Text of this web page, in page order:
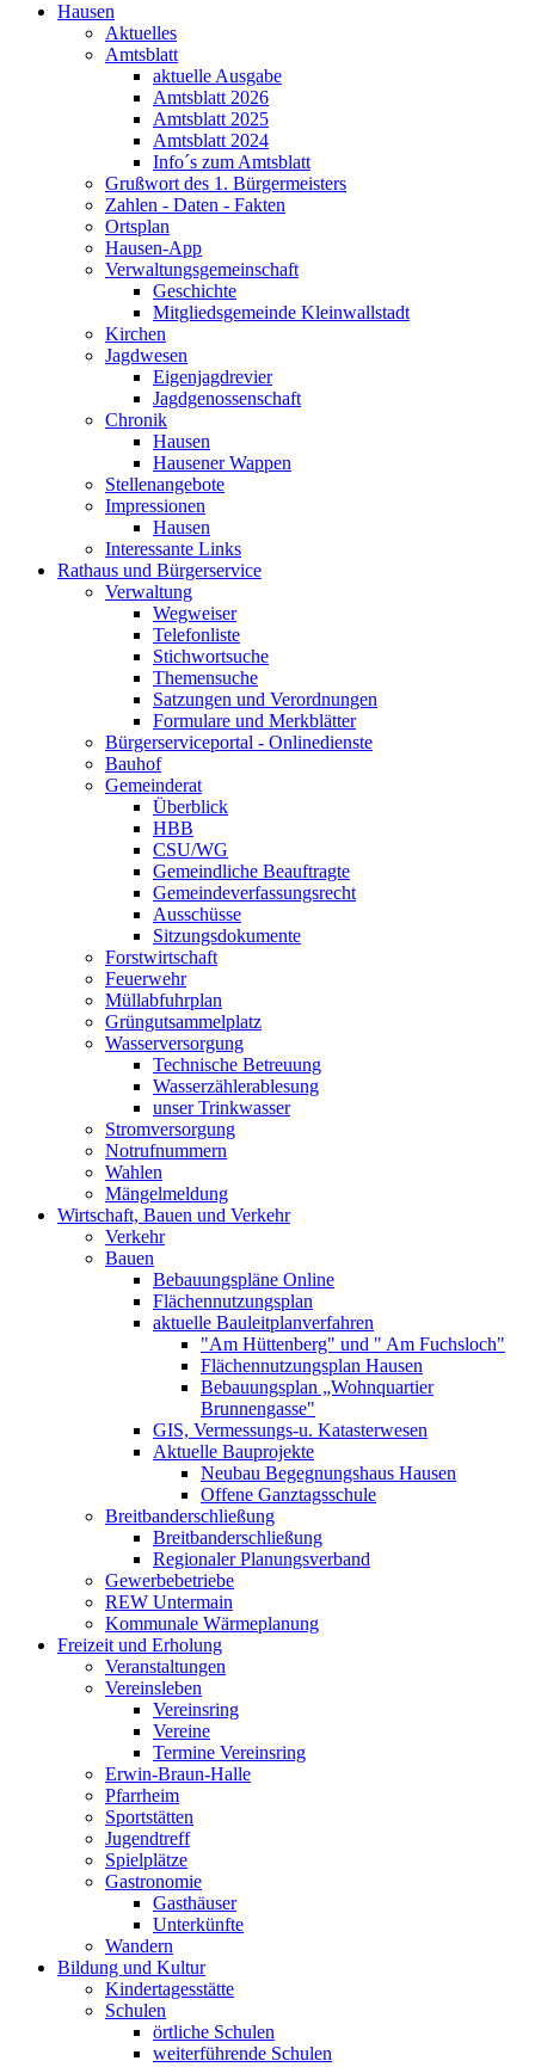
Hausen
Aktuelles
Amtsblatt
aktuelle Ausgabe
Amtsblatt 2026
Amtsblatt 2025
Amtsblatt 2024
Info´s zum Amtsblatt
Grußwort des 1. Bürgermeisters
Zahlen - Daten - Fakten
Ortsplan
Hausen-App
Verwaltungsgemeinschaft
Geschichte
Mitgliedsgemeinde Kleinwallstadt
Kirchen
Jagdwesen
Eigenjagdrevier
Jagdgenossenschaft
Chronik
Hausen
Hausener Wappen
Stellenangebote
Impressionen
Hausen
Interessante Links
Rathaus und Bürgerservice
Verwaltung
Wegweiser
Telefonliste
Stichwortsuche
Themensuche
Satzungen und Verordnungen
Formulare und Merkblätter
Bürgerserviceportal - Onlinedienste
Bauhof
Gemeinderat
Überblick
HBB
CSU/WG
Gemeindliche Beauftragte
Gemeindeverfassungsrecht
Ausschüsse
Sitzungsdokumente
Forstwirtschaft
Feuerwehr
Müllabfuhrplan
Grüngutsammelplatz
Wasserversorgung
Technische Betreuung
Wasserzählerablesung
unser Trinkwasser
Stromversorgung
Notrufnummern
Wahlen
Mängelmeldung
Wirtschaft, Bauen und Verkehr
Verkehr
Bauen
Bebauungspläne Online
Flächennutzungsplan
aktuelle Bauleitplanverfahren
"Am Hüttenberg" und " Am Fuchsloch"
Flächennutzungsplan Hausen
Bebauungsplan „Wohnquartier
Brunnengasse"
GIS, Vermessungs-u. Katasterwesen
Aktuelle Bauprojekte
Neubau Begegnungshaus Hausen
Offene Ganztagsschule
Breitbanderschließung
Breitbanderschließung
Regionaler Planungsverband
Gewerbebetriebe
REW Untermain
Kommunale Wärmeplanung
Freizeit und Erholung
Veranstaltungen
Vereinsleben
Vereinsring
Vereine
Termine Vereinsring
Erwin-Braun-Halle
Pfarrheim
Sportstätten
Jugendtreff
Spielplätze
Gastronomie
Gasthäuser
Unterkünfte
Wandern
Bildung und Kultur
Kindertagesstätte
Schulen
örtliche Schulen
weiterführende Schulen